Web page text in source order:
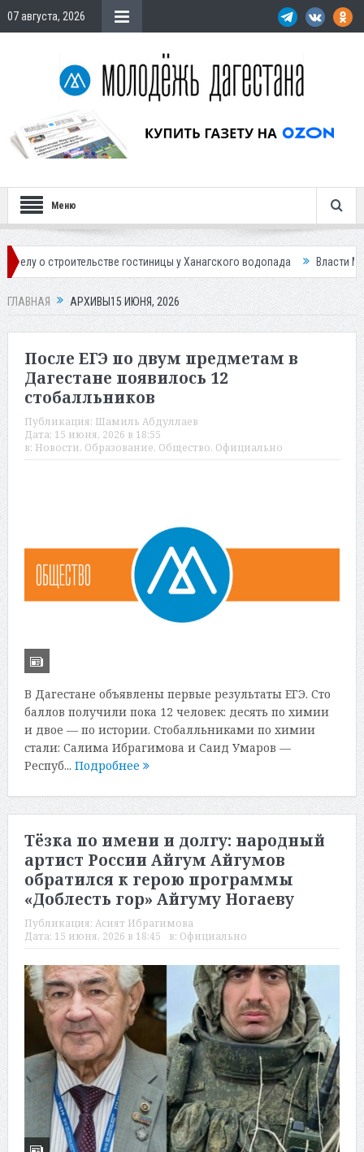
07 августа, 2026
Меню
гостиницы у Ханагского водопада Власти Махачкалы
ГЛАВНАЯ АРХИВЫ15 ИЮНЯ, 2026
После ЕГЭ по двум предметам в
Дагестане появилось 12
стобалльников
Публикация: Шамиль Абдуллаев
Дата: 15 июня, 2026 в 18:55
в: Новости, Образование, Общество, Официально
В Дагестане объявлены первые результаты ЕГЭ. Сто
баллов получили пока 12 человек: десять по химии
и двое — по истории. Стобалльниками по химии
стали: Салима Ибрагимова и Саид Умаров —
Респуб... Подробнее
Тёзка по имени и долгу: народный
артист России Айгум Айгумов
обратился к герою программы
«Доблесть гор» Айгуму Ногаеву
Публикация: Асият Ибрагимова
Дата: 15 июня, 2026 в 18:45 в: Официально